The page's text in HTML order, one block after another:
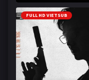
FULL HD VIETSUB